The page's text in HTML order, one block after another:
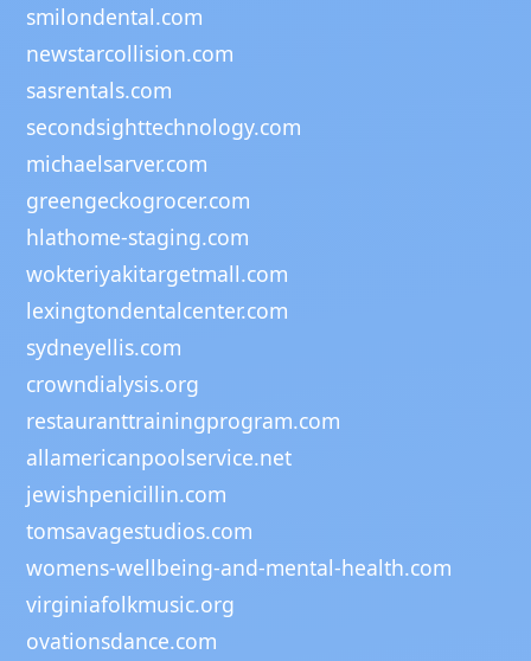
smilondental.com
newstarcollision.com
sasrentals.com
secondsighttechnology.com
michaelsarver.com
greengeckogrocer.com
hlathome-staging.com
wokteriyakitargetmall.com
lexingtondentalcenter.com
sydneyellis.com
crowndialysis.org
restauranttrainingprogram.com
allamericanpoolservice.net
jewishpenicillin.com
tomsavagestudios.com
womens-wellbeing-and-mental-health.com
virginiafolkmusic.org
ovationsdance.com